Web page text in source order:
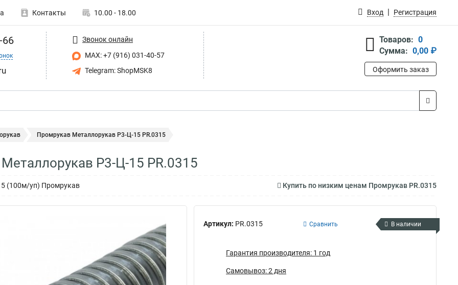
Контакты 10.00 - 18.00 Вход Регистрация
66
Звонок онлайн
MAX: +7 (916) 031-40-57
Telegram: ShopMSK8
Товаров: 0
Сумма: 0,00 ₽
Оформить заказ
Промрукав Металлорукав Р3-Ц-15 PR.0315
Р3-Ц-15 PR.0315
(100м/уп) Промрукав Купить по низким ценам Промрукав PR.0315
Артикул: PR.0315 Сравнить В наличии
Гарантия производителя: 1 год
Самовывоз: 2 дня